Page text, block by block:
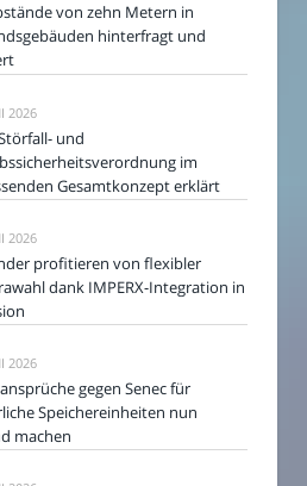
von zehn Metern in
hinterfragt und
2026
und
im
Gesamtkonzept erklärt
2026
profitieren von flexibler
dank IMPERX-Integration in
2026
gegen Senec für
Speichereinheiten nun
machen